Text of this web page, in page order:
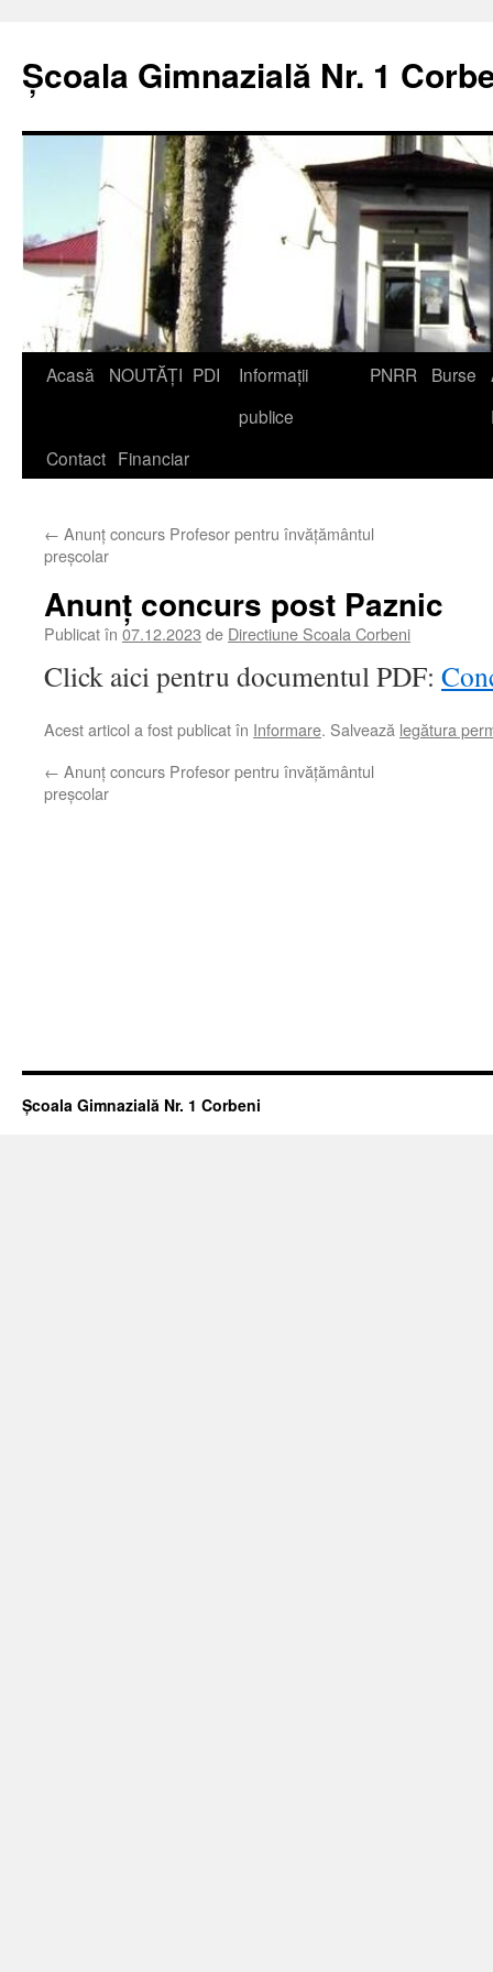
Școala Gimnazială Nr. 1
Acasă NOUTĂȚI PDI
Informații
publice
PNRR Burse
Contact Financiar
← Anunț concurs Profesor pentru învățământul
preșcolar
Anunț concurs post Paznic
Publicat în 07.12.2023 de Directiune Scoala Corbeni
Click aici pentru documentul PDF:
Acest articol a fost publicat în Informare. Salvează legătura
← Anunț concurs Profesor pentru învățământul
preșcolar
Școala Gimnazială Nr. 1 Corbeni